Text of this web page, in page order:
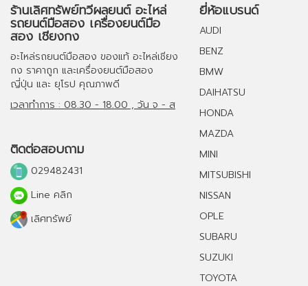
ร้านเลิศทรัพย์ทวีผลยนต์ อะไหล่
รถยนต์มือสอง เครื่องยนต์มือ
สอง เชียงกง
อะไหล่รถยนต์มือสอง ของแท้ อะไหล่เชียง
กง ราคาถูก และเครื่องยนต์มือสอง
ญี่ปุ่น และ ยุโรป คุณภาพดี
เวลาทำการ : 08.30 - 18.00 , วัน จ - ส
ติดต่อสอบถาม
029482431
Line คลิก
เลิศทรัพย์
ยี่ห้อแบรนด์
AUDI
BENZ
BMW
DAIHATSU
HONDA
MAZDA
MINI
MITSUBISHI
NISSAN
OPLE
SUBARU
SUZUKI
TOYOTA